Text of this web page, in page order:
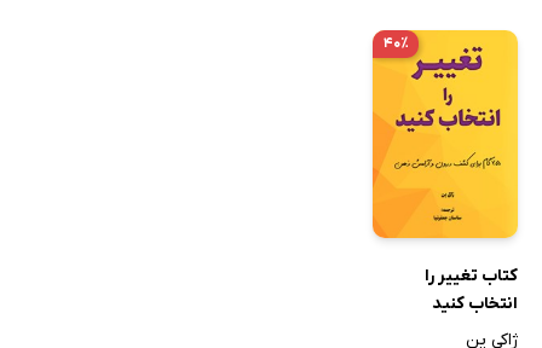
۴۰٪
کتاب تغییر را
انتخاب کنید
ژاکی پن